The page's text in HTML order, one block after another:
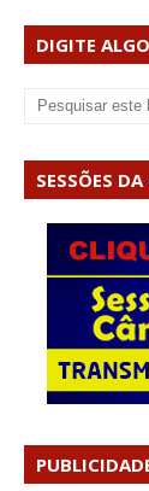
DIGITE
SESSÕES